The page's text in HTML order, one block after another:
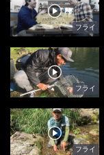
フライ
フライ
フライ